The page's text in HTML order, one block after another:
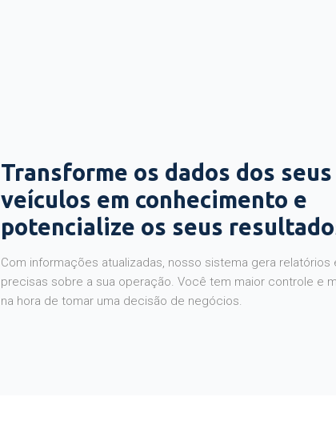
Transforme os dados dos seus
veículos em conhecimento e
potencialize os seus
Com informações atualizadas, nosso sistema gera relatórios
precisas sobre a sua operação. Você tem maior controle e
na hora de tomar uma decisão de negócios.